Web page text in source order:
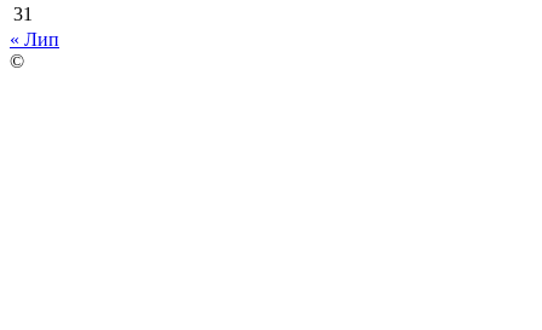
31
« Лип
©